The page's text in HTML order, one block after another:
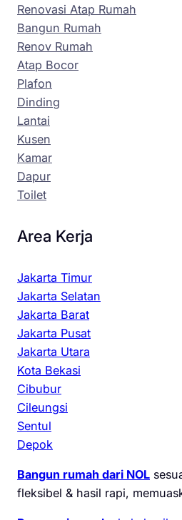
Renovasi Atap Rumah
Bangun Rumah
Renov Rumah
Atap Bocor
Plafon
Dinding
Lantai
Kusen
Kamar
Dapur
Toilet
Area Kerja
Jakarta Timur
Jakarta Selatan
Jakarta Barat
Jakarta Pusat
Jakarta Utara
Kota Bekasi
Cibubur
Cileungsi
Sentul
Depok
Bangun rumah dari NOL
fleksibel & hasil rapi,